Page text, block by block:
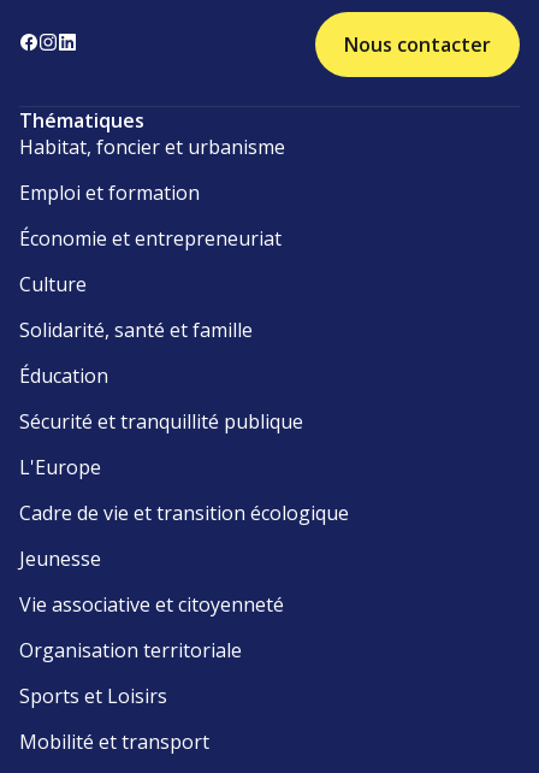
Nous contacter
Thématiques
Habitat, foncier et urbanisme
Emploi et formation
Économie et entrepreneuriat
Culture
Solidarité, santé et famille
Éducation
Sécurité et tranquillité publique
L'Europe
Cadre de vie et transition écologique
Jeunesse
Vie associative et citoyenneté
Organisation territoriale
Sports et Loisirs
Mobilité et transport